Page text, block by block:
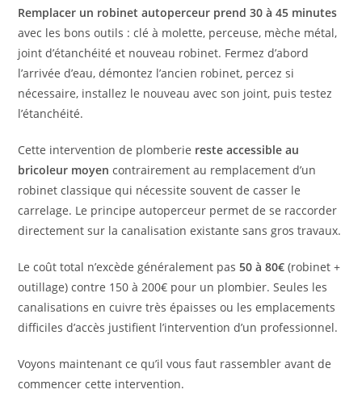
Remplacer un robinet autoperceur prend 30 à 45 minutes
avec les bons outils : clé à molette, perceuse, mèche métal,
joint d’étanchéité et nouveau robinet. Fermez d’abord
l’arrivée d’eau, démontez l’ancien robinet, percez si
nécessaire, installez le nouveau avec son joint, puis testez
l’étanchéité.
Cette intervention de plomberie reste accessible au
bricoleur moyen contrairement au remplacement d’un
robinet classique qui nécessite souvent de casser le
carrelage. Le principe autoperceur permet de se raccorder
directement sur la canalisation existante sans gros travaux.
Le coût total n’excède généralement pas50 à 80€ (robinet +
outillage) contre 150 à 200€ pour un plombier. Seules les
canalisations en cuivre très épaisses ou les emplacements
difficiles d’accès justifient l’intervention d’un professionnel.
Voyons maintenant ce qu’il vous faut rassembler avant de
commencer cette intervention.